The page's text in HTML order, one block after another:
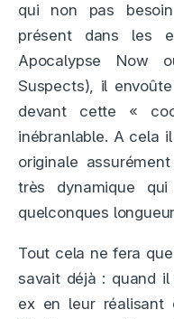
qui non pas
présent dans les
Apocalypse Now
Suspects), il
devant cette «
inébranlable. A cela
originale
très dynamique
quelconques
Tout cela ne fera
savait déjà : quand
ex en leur réalisant